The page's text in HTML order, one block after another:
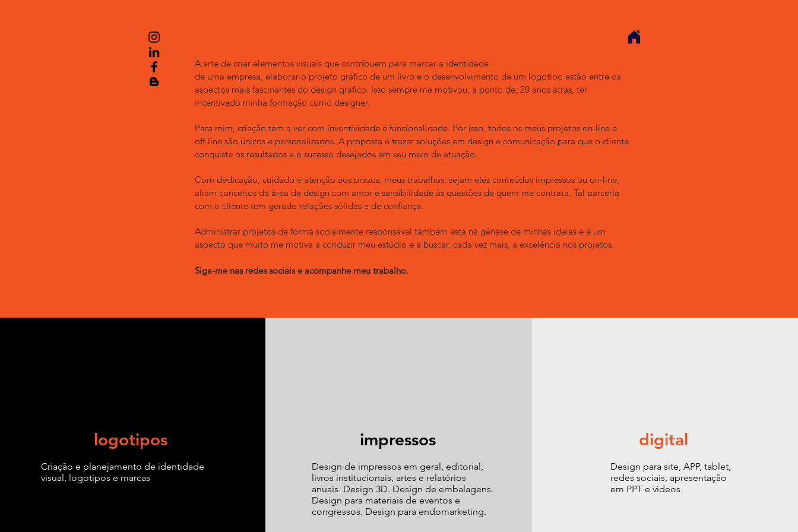
A arte de criar elementos visuais que contribuem para marcar a identidade
de uma empresa, elaborar o projeto gráfico de um livro e o desenvolvimento de um logotipo estão entre os
aspectos mais fascinantes do design gráfico. Isso sempre me motivou, a ponto de, 20 anos atrás, ter
incentivado minha formação como designer.
Para mim, criação tem a ver com inventividade e funcionalidade. Por isso, todos os meus projetos on-line e
off-line são únicos e personalizados. A proposta é trazer soluções em design e comunicação para que o cliente
conquiste os resultados e o sucesso desejados em seu meio de atuação.
Com dedicação, cuidado e atenção aos prazos, meus trabalhos, sejam eles conteúdos impressos ou on-line,
aliam conceitos da área de design com amor e sensibilidade às questões de quem me contrata. Tal parceria
com o cliente tem gerado relações sólidas e de confiança.
Administrar projetos de forma socialmente responsável também está na gênese de minhas ideias e é um
aspecto que muito me motiva a conduzir meu estúdio e a buscar, cada vez mais, a excelência nos projetos.
Siga-me nas redes sociais e acompanhe meu trabalho.
logotipos
Criação e planejamento de identidade
visual, logotipos e marcas
impressos
Design de impressos em geral, editorial,
livros institucionais, artes e relatórios
anuais. Design 3D. Design de embalagens.
Design para materiais de eventos e
congressos. Design para endomarketing.
digital
Design para site, APP, tablet,
redes sociais, apresentação
em PPT e vídeos.